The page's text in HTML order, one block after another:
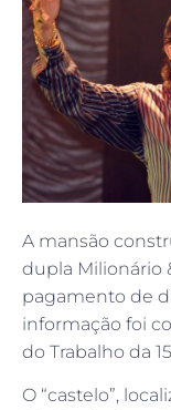
A mansão
dupla Milionário
pagamento de
informação foi
do Trabalho da
O “castelo”,